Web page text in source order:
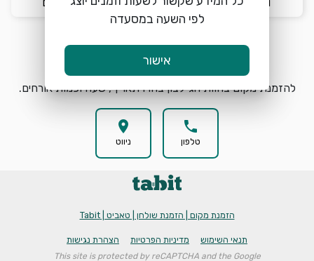
להזמנת מקום בחוות הג'ילבון בחרו תאריך, שעה וכמות אורחים.
phone
טלפון
location_on
ניווט
הזמנת מקום | הזמנת שולחן | טאביט | Tabit
תנאי השימוש מדיניות הפרטיות הצהרת נגישות
This site is protected by reCAPTCHA and the Google
לפי השעה במסעדה
אישור